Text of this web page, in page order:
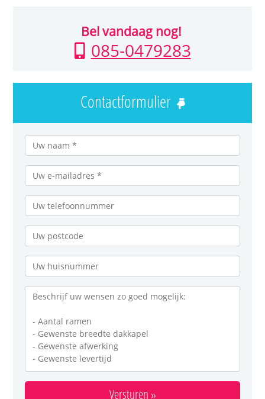
Bel vandaag nog!
085-0479283
Contactformulier